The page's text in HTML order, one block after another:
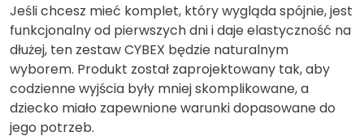
Jeśli chcesz mieć komplet, który wygląda spójnie, jest
funkcjonalny od pierwszych dni i daje elastyczność na
dłużej, ten zestaw CYBEX będzie naturalnym
wyborem. Produkt został zaprojektowany tak, aby
codzienne wyjścia były mniej skomplikowane, a
dziecko miało zapewnione warunki dopasowane do
jego potrzeb.